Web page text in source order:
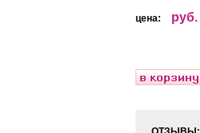
цена: руб.